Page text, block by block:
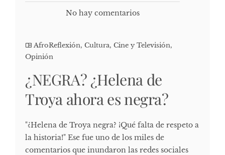
No hay comentarios
AfroReflexión, Cultura, Cine y Televisión,
Opinión
¿NEGRA? ¿Helena de
Troya ahora es negra?
"¿Helena de Troya negra? ¡Qué falta de respeto a
la historia!" Ese fue uno de los miles de
comentarios que inundaron las redes sociales